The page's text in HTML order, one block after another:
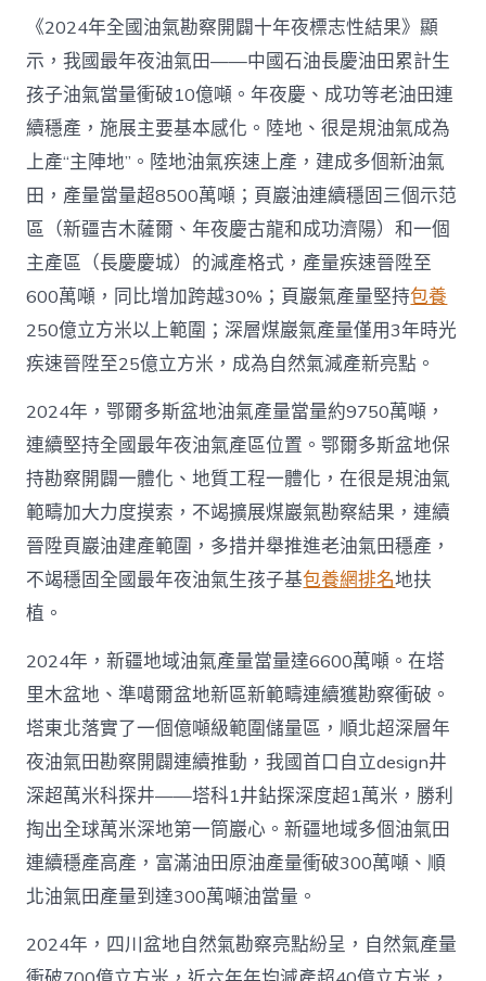
首
超
4
億
噸
_
中
國
網〉
中
《2024年全國油氣勘察開闢十年夜標志性結果》顯
示，我國最年夜油氣田——中國石油長慶油田累計生
孩子油氣當量衝破10億噸。年夜慶、成功等老油田連
續穩產，施展主要基本感化。陸地、很是規油氣成為
上產“主陣地”。陸地油氣疾速上產，建成多個新油氣
田，產量當量超8500萬噸；頁巖油連續穩固三個示范
區（新疆吉木薩爾、年夜慶古龍和成功濟陽）和一個
主產區（長慶慶城）的減產格式，產量疾速晉陞至
600萬噸，同比增加跨越30%；頁巖氣產量堅持包養
250億立方米以上範圍；深層煤巖氣產量僅用3年時光
疾速晉陞至25億立方米，成為自然氣減產新亮點。
2024年，鄂爾多斯盆地油氣產量當量約9750萬噸，
連續堅持全國最年夜油氣產區位置。鄂爾多斯盆地保
持勘察開闢一體化、地質工程一體化，在很是規油氣
範疇加大力度摸索，不竭擴展煤巖氣勘察結果，連續
晉陞頁巖油建產範圍，多措并舉推進老油氣田穩產，
不竭穩固全國最年夜油氣生孩子基包養網排名地扶
植。
2024年，新疆地域油氣產量當量達6600萬噸。在塔
里木盆地、準噶爾盆地新區新範疇連續獲勘察衝破。
塔東北落實了一個億噸級範圍儲量區，順北超深層年
夜油氣田勘察開闢連續推動，我國首口自立design井
深超萬米科探井——塔科1井鉆探深度超1萬米，勝利
掏出全球萬米深地第一筒巖心。新疆地域多個油氣田
連續穩產高產，富滿油田原油產量衝破300萬噸、順
北油氣田產量到達300萬噸油當量。
2024年，四川盆地自然氣勘察亮點紛呈，自然氣產量